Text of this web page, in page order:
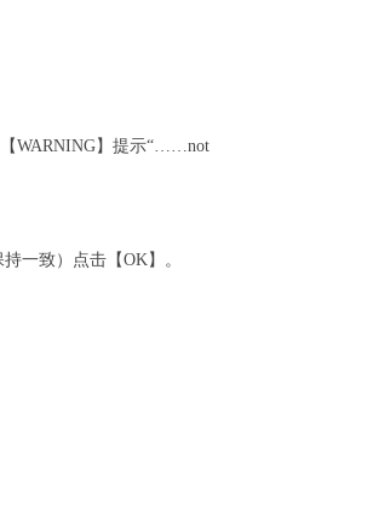
【WARNING】提示“……not
一致）点击【OK】。